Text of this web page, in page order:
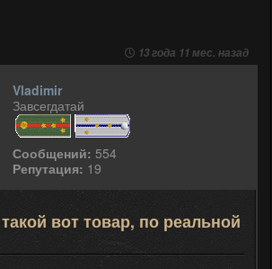
13 года 11 мес. назад
Vladimir
Завсегдатай
Сообщений: 554
Репутация: 19
вот товар, по реальной